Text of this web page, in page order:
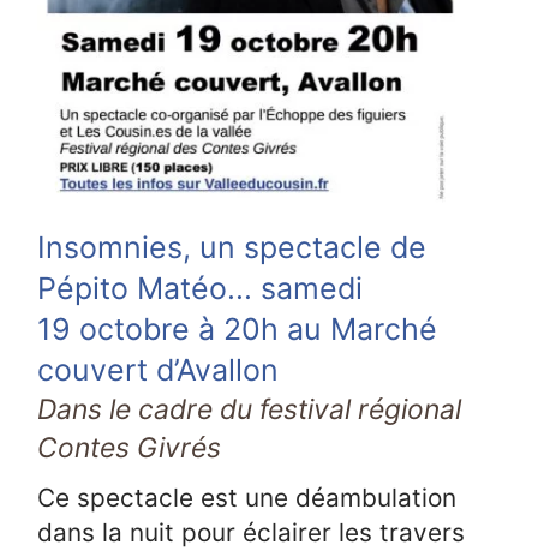
Insomnies, un spectacle de
Pépito Matéo... samedi
19 octobre à 20h au Marché
couvert d’Avallon
Dans le cadre du festival régional
Contes Givrés
Ce spectacle est une déambulation
dans la nuit pour éclairer les travers